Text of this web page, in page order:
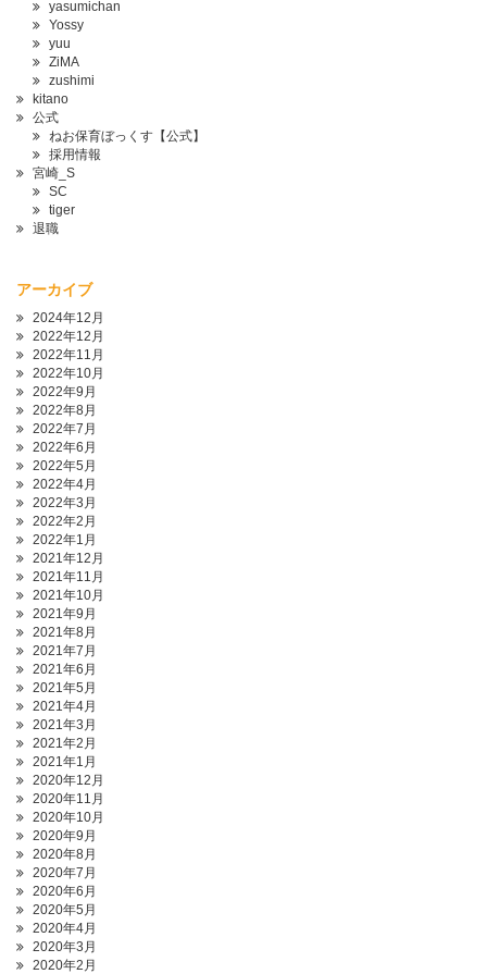
yasumichan
Yossy
yuu
ZiMA
zushimi
kitano
公式
ねお保育ぼっくす【公式】
採用情報
宮崎_S
SC
tiger
退職
アーカイブ
2024年12月
2022年12月
2022年11月
2022年10月
2022年9月
2022年8月
2022年7月
2022年6月
2022年5月
2022年4月
2022年3月
2022年2月
2022年1月
2021年12月
2021年11月
2021年10月
2021年9月
2021年8月
2021年7月
2021年6月
2021年5月
2021年4月
2021年3月
2021年2月
2021年1月
2020年12月
2020年11月
2020年10月
2020年9月
2020年8月
2020年7月
2020年6月
2020年5月
2020年4月
2020年3月
2020年2月